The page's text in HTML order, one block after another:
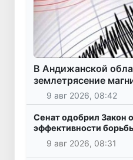
В Андижанской
землетрясение
9 авг 2026, 08:42
Сенат одобрил Закон
эффективности
9 авг 2026, 08:31